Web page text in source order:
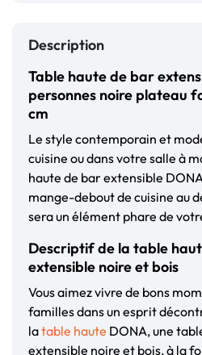
Description
Table haute de bar
personnes noire plateau
cm
Le style contemporain et
cuisine ou dans votre salle à
haute de bar extensible
mange-debout de cuisine au
sera un élément phare de
Descriptif de la table
extensible noire et bois
Vous aimez vivre de bons
familles dans un esprit
latable haute DONA, une
extensible noire et bois, à la